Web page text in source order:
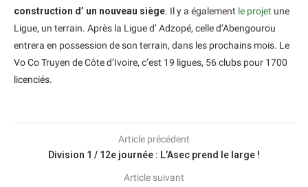
construction d’ un nouveau siège. Il y a également le projet une
Ligue, un terrain. Après la Ligue d’ Adzopé, celle d’Abengourou
entrera en possession de son terrain, dans les prochains mois. Le
Vo Co Truyen de Côte d’Ivoire, c’est 19 ligues, 56 clubs pour 1700
licenciés.
Article précédent
Division 1 / 12e journée : L’Asec prend le large !
Article suivant